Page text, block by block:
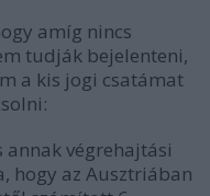
amíg nincs
tudják bejelenteni,
a kis jogi csatámat
annak végrehajtási
hogy az Ausztriában